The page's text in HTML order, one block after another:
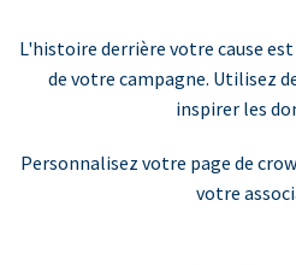
L'histoire derrière votre cause
de votre campagne. Utilisez
inspirer les
Personnalisez votre page de
votre